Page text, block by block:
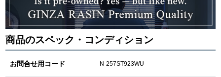
送料・お支払方法
ショッピングローンの流れ
よくある質問
商品のスペック・コンディション
お問合せ用コード N-257ST923WU